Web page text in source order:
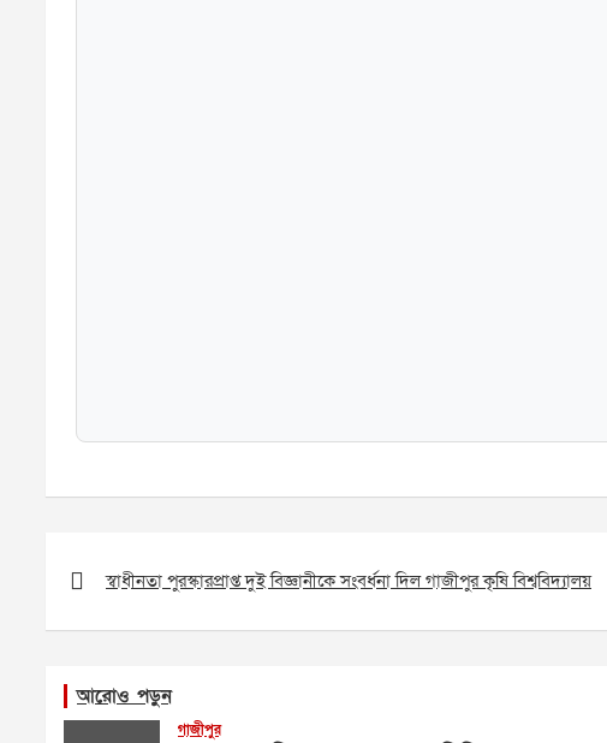
navigation
স্বাধীনতা পুরস্কারপ্রাপ্ত দুই বিজ্ঞানীকে সংবর্ধনা দিল গাজীপুর কৃষি বিশ্ববিদ্যালয়
আরোও পড়ুন
গাজীপুর